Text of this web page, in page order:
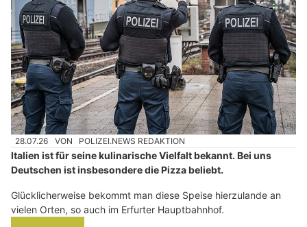
28.07.26 VON POLIZEI.NEWS REDAKTION
Italien ist für seine kulinarische Vielfalt bekannt. Bei uns
Deutschen ist insbesondere die Pizza beliebt.
Glücklicherweise bekommt man diese Speise hierzulande an
vielen Orten, so auch im Erfurter Hauptbahnhof.